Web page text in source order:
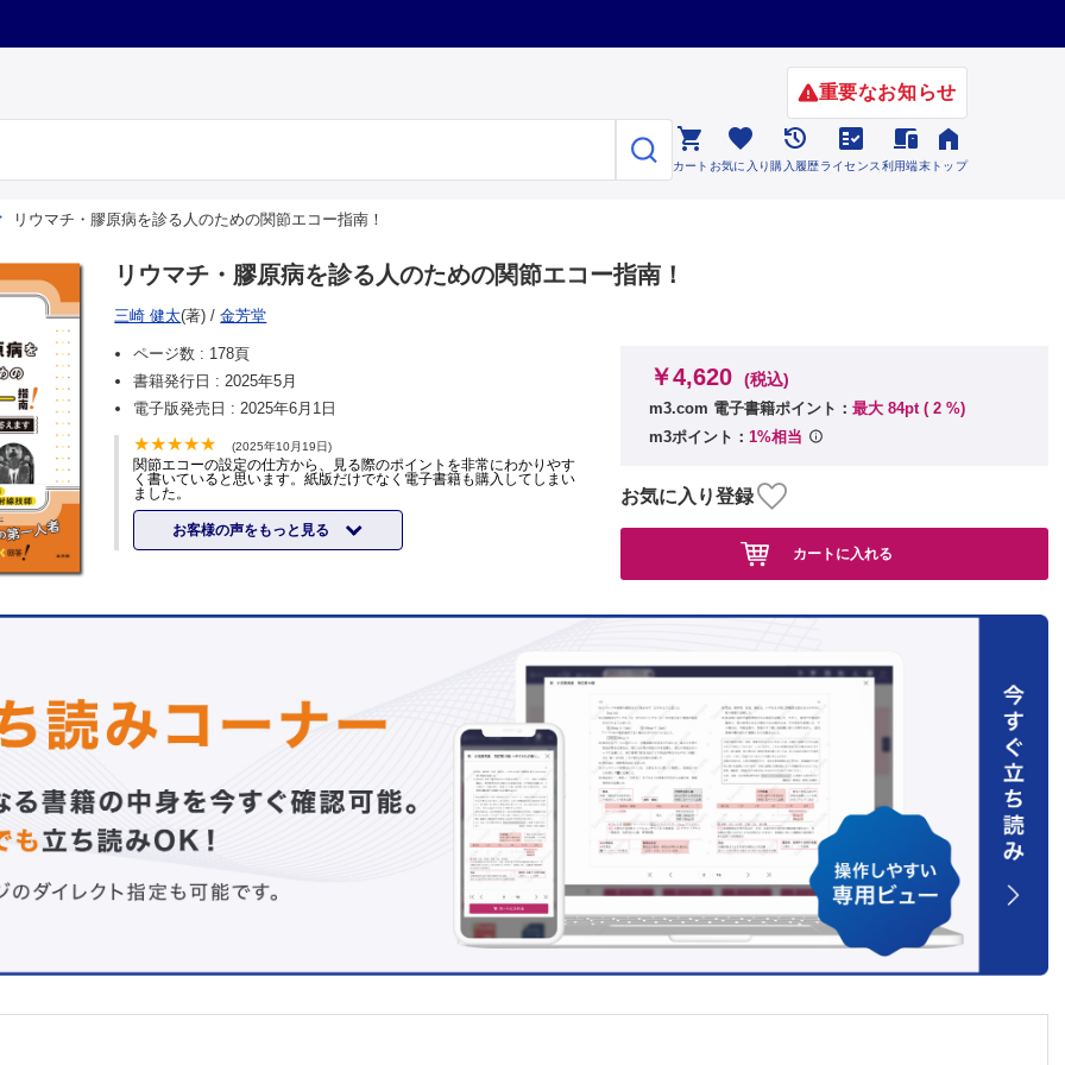
重要なお知らせ

カート

お気に入り

購入履歴

ライセンス

利用端末

トップ
リウマチ・膠原病を診る人のための関節エコー指南！
リウマチ・膠原病を診る人のための関節エコー指南！
三崎 健太(著) /金芳堂
ページ数 : 178頁
書籍発行日 :2025年5月
電子版発売日 :2025年6月1日
(2025年10月19日)
関節エコーの設定の仕方から、見る際のポイントを非常にわかりやす
く書いていると思います。紙版だけでなく電子書籍も購入してしまい
ました。
お客様の声をもっと見る
￥4,620 (税込)
m3.com 電子書籍ポイント： 最大 84pt ( 2 %)
m3ポイント： 1%相当
お気に入り登録
カートに入れる